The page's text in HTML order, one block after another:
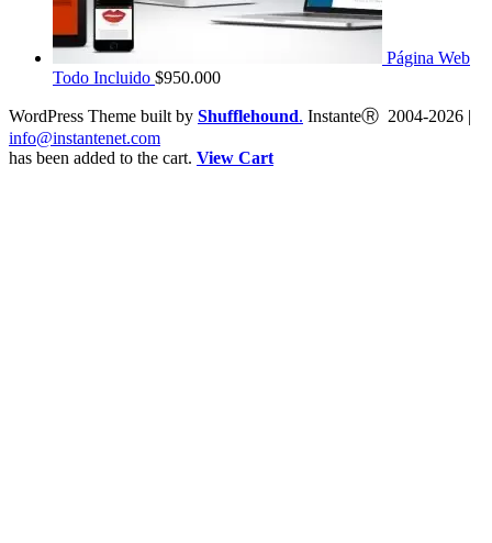
Página Web
Todo Incluido $950.000
WordPress Theme built by Shufflehound. InstanteⓇ 2004-2026 |
info@instantenet.com
has been added to the cart. View Cart